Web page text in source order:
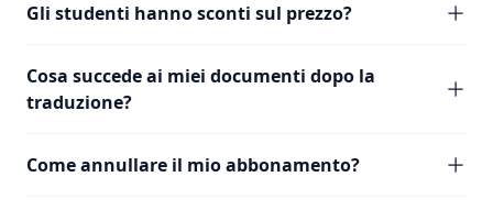
Gli studenti hanno sconti sul prezzo?
Cosa succede ai miei documenti dopo la
traduzione?
Come annullare il mio abbonamento?